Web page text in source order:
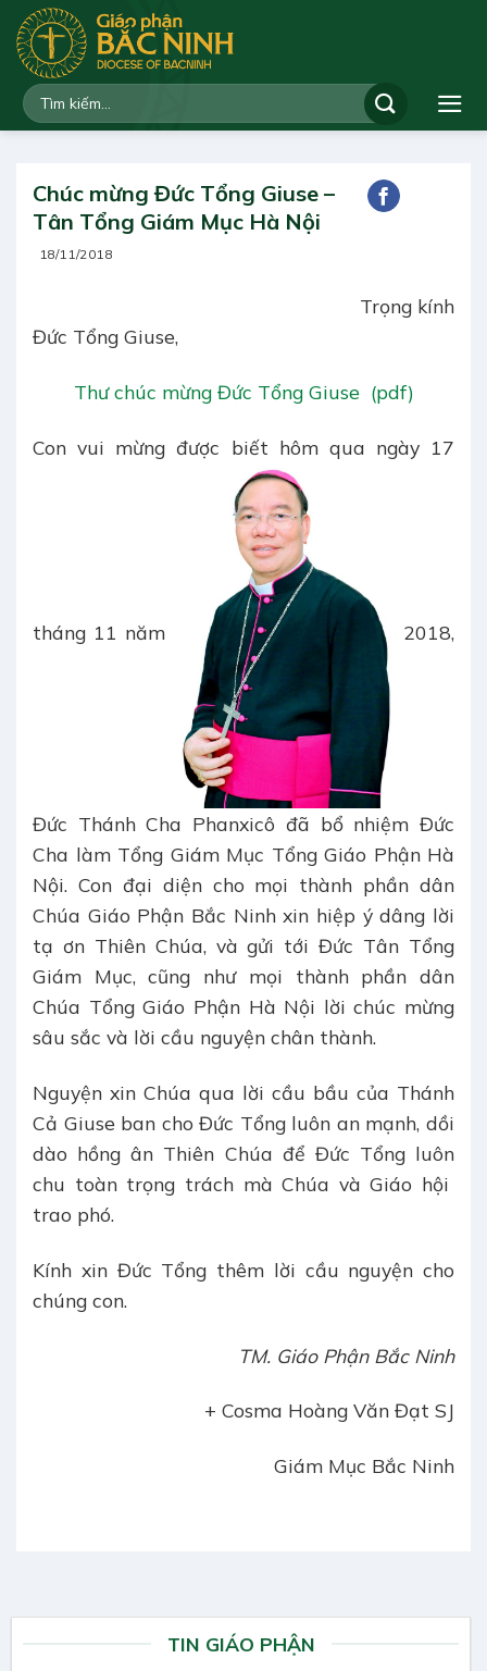
qua
dung
Chúc mừng Đức Tổng Giuse –
Tân Tổng Giám Mục Hà Nội
18/11/2018
Trọng kính
Đức Tổng Giuse,
Thư chúc mừng Đức Tổng Giuse (pdf)
Con vui mừng được biết hôm qua ngày 17
tháng 11 năm 2018,
Đức Thánh Cha Phanxicô đã bổ nhiệm Đức
Cha làm Tổng Giám Mục Tổng Giáo Phận Hà
Nội. Con đại diện cho mọi thành phần dân
Chúa Giáo Phận Bắc Ninh xin hiệp ý dâng lời
tạ ơn Thiên Chúa, và gửi tới Đức Tân Tổng
Giám Mục, cũng như mọi thành phần dân
Chúa Tổng Giáo Phận Hà Nội lời chúc mừng
sâu sắc và lời cầu nguyện chân thành.
Nguyện xin Chúa qua lời cầu bầu của Thánh
Cả Giuse ban cho Đức Tổng luôn an mạnh, dồi
dào hồng ân Thiên Chúa để Đức Tổng luôn
chu toàn trọng trách mà Chúa và Giáo hội
trao phó.
Kính xin Đức Tổng thêm lời cầu nguyện cho
chúng con.
TM. Giáo Phận Bắc Ninh
+ Cosma Hoàng Văn Đạt SJ
Giám Mục Bắc Ninh
TIN GIÁO PHẬN